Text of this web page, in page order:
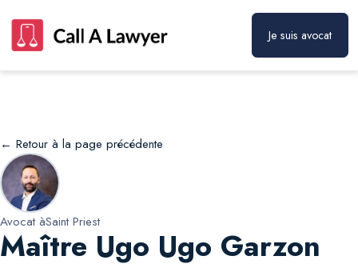
Je suis avocat
Maître Ugo Ugo Garzon
← Retour à la page précédente
Avocat àSaint Priest
Maître Ugo Ugo Garzon